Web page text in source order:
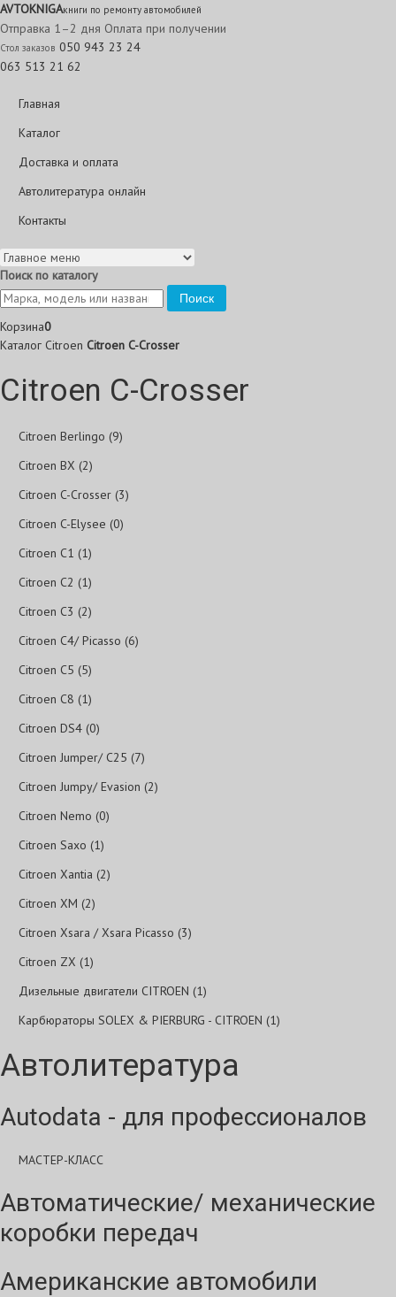
AVTOKNIGAкниги по ремонту автомобилей
Отправка 1–2 дня Оплата при получении
Стол заказов 050 943 23 24
063 513 21 62
Главная
Каталог
Доставка и оплата
Автолитература онлайн
Контакты
Поиск по каталогу
Поиск
Корзина0
Каталог Citroen Citroen C-Crosser
Citroen C-Crosser
Citroen Berlingo (9)
Citroen BX (2)
Citroen C-Crosser (3)
Citroen C-Elysee (0)
Citroen C1 (1)
Citroen C2 (1)
Citroen C3 (2)
Citroen C4/ Picasso (6)
Citroen C5 (5)
Citroen C8 (1)
Citroen DS4 (0)
Citroen Jumper/ C25 (7)
Citroen Jumpy/ Evasion (2)
Citroen Nemo (0)
Citroen Saxo (1)
Citroen Xantia (2)
Citroen XM (2)
Citroen Xsara / Xsara Picasso (3)
Citroen ZX (1)
Дизельные двигатели CITROEN (1)
Карбюраторы SOLEX & PIERBURG - CITROEN (1)
Автолитература
Autodata - для профессионалов
МАСТЕР-КЛАСС
Автоматические/ механические
коробки передач
Американские автомобили